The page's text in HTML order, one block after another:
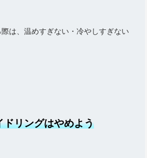
は、温めすぎない・冷やしすぎない
ドリングはやめよう